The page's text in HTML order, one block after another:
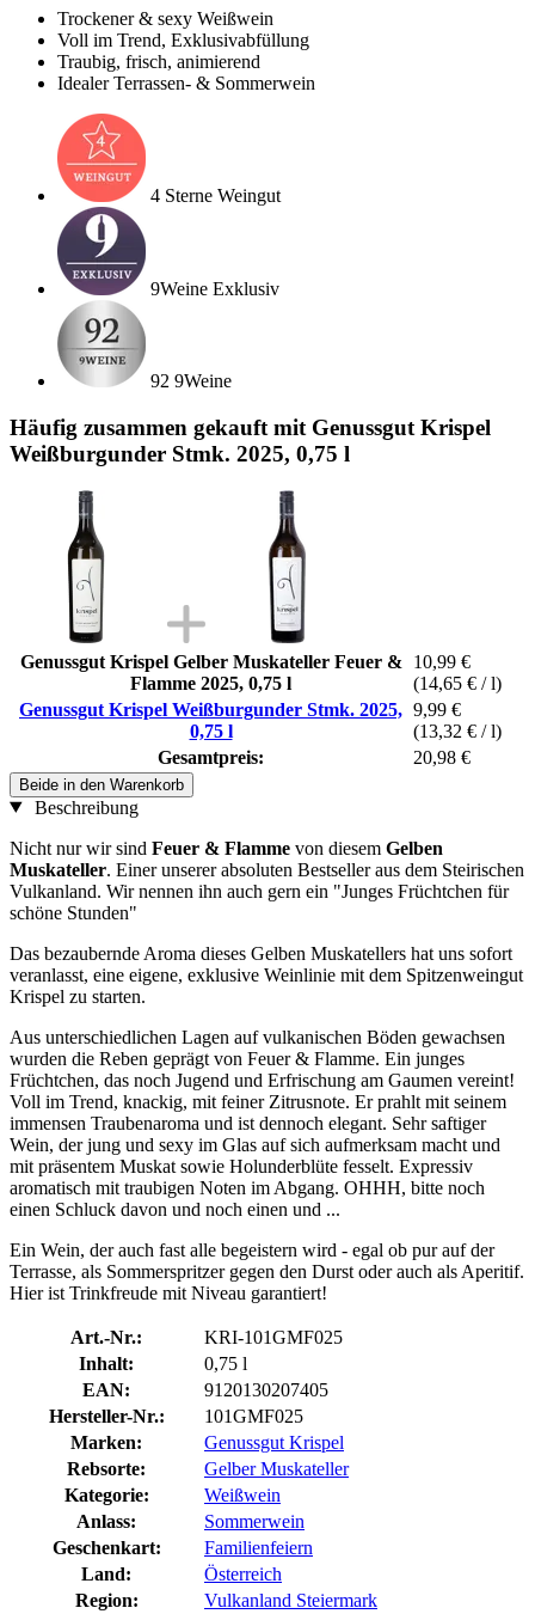
Trockener & sexy Weißwein
Voll im Trend, Exklusivabfüllung
Traubig, frisch, animierend
Idealer Terrassen- & Sommerwein
4 Sterne Weingut
9Weine Exklusiv
92 9Weine
Häufig zusammen gekauft mit Genussgut Krispel
Weißburgunder Stmk. 2025, 0,75 l
Genussgut Krispel Gelber Muskateller Feuer &
Flamme 2025, 0,75 l
10,99 €
(14,65 € / l)
Genussgut Krispel Weißburgunder Stmk. 2025,
0,75 l
9,99 €
(13,32 € / l)
Gesamtpreis:
20,98 €
Beide in den Warenkorb
Beschreibung
Nicht nur wir sind Feuer & Flamme von diesem Gelben
Muskateller. Einer unserer absoluten Bestseller aus dem Steirischen
Vulkanland. Wir nennen ihn auch gern ein "Junges Früchtchen für
schöne Stunden"
Das bezaubernde Aroma dieses Gelben Muskatellers hat uns sofort
veranlasst, eine eigene, exklusive Weinlinie mit dem Spitzenweingut
Krispel zu starten.
Aus unterschiedlichen Lagen auf vulkanischen Böden gewachsen
wurden die Reben geprägt von Feuer & Flamme. Ein junges
Früchtchen, das noch Jugend und Erfrischung am Gaumen vereint!
Voll im Trend, knackig, mit feiner Zitrusnote. Er prahlt mit seinem
immensen Traubenaroma und ist dennoch elegant. Sehr saftiger
Wein, der jung und sexy im Glas auf sich aufmerksam macht und
mit präsentem Muskat sowie Holunderblüte fesselt. Expressiv
aromatisch mit traubigen Noten im Abgang. OHHH, bitte noch
einen Schluck davon und noch einen und ...
Ein Wein, der auch fast alle begeistern wird - egal ob pur auf der
Terrasse, als Sommerspritzer gegen den Durst oder auch als Aperitif.
Hier ist Trinkfreude mit Niveau garantiert!
Art.-Nr.:
KRI-101GMF025
Inhalt:
0,75 l
EAN:
9120130207405
Hersteller-Nr.:
101GMF025
Marken:
Genussgut Krispel
Rebsorte:
Gelber Muskateller
Kategorie:
Weißwein
Anlass:
Sommerwein
Geschenkart:
Familienfeiern
Land:
Österreich
Region:
Vulkanland Steiermark